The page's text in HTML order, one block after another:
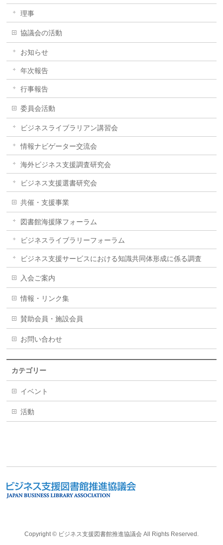
理事
協議会の活動
お知らせ
年次報告
行事報告
委員会活動
ビジネスライブラリアン講習会
情報ナビゲーター交流会
海外ビジネス支援調査研究会
ビジネス支援選書研究会
共催・支援事業
図書館海援隊フォーラム
ビジネスライブラリーフォーラム
ビジネス支援サービスにおける知識共同体形成に係る調査
入会ご案内
情報・リンク集
賛助会員・施設会員
お問い合わせ
カテゴリー
イベント
活動
Copyright © ビジネス支援図書館推進協議会All Rights Reserved.